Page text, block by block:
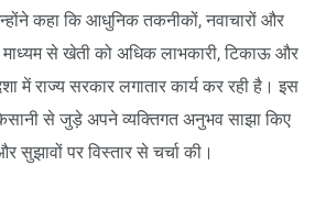
कहा कि आधुनिक तकनीकों, नवाचारों और
माध्यम से खेती को अधिक लाभकारी, टिकाऊ और
में राज्य सरकार लगातार कार्य कर रही है। इस
से जुड़े अपने व्यक्तिगत अनुभव साझा किए
सुझावों पर विस्तार से चर्चा की।